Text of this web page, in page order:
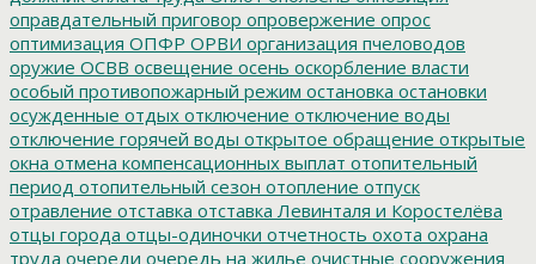
оправдательный приговор опровержение опрос
оптимизация ОПФР ОРВИ организация пчеловодов
оружие ОСВВ освещение осень оскорбление власти
особый противопожарный режим остановка остановки
осужденные отдых отключение отключение воды
отключение горячей воды открытое обращение открытые
окна отмена компенсационных выплат отопительный
период отопительный сезон отопление отпуск
отравление отставка отставка Левинталя и Коростелёва
отцы города отцы-одиночки отчетность охота охрана
труда очереди очередь на жилье очистные сооружения